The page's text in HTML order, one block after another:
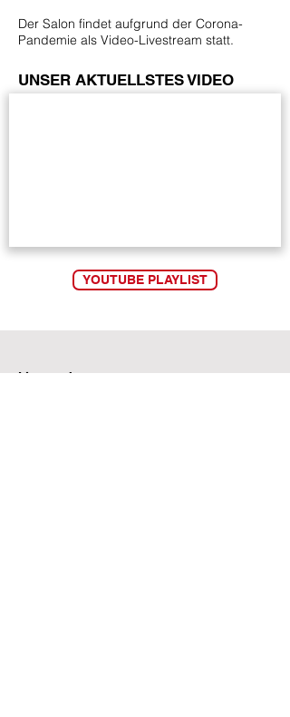
Der Salon findet aufgrund der Corona-
Pandemie als Video-Livestream statt.
UNSER AKTUELLSTES VIDEO
YOUTUBE PLAYLIST
Literaturhaus